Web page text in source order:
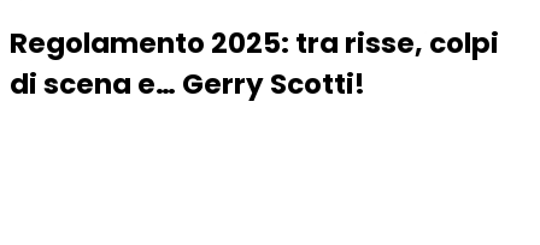
Regolamento 2025: tra risse, colpi
di scena e… Gerry Scotti!